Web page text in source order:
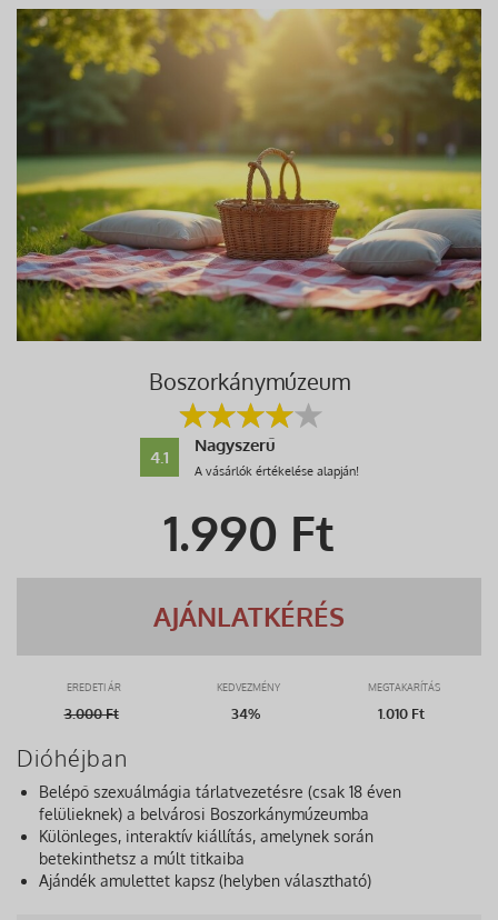
Boszorkánymúzeum
4.1
Nagyszerű
A vásárlók értékelése alapján!
1.990 Ft
AJÁNLATKÉRÉS
EREDETI ÁR KEDVEZMÉNY MEGTAKARÍTÁS
3.000Ft 34% 1.010 Ft
Dióhéjban
Belépő szexuálmágia tárlatvezetésre (csak 18 éven
felülieknek) a belvárosi Boszorkánymúzeumba
Különleges, interaktív kiállítás, amelynek során
betekinthetsz a múlt titkaiba
Ajándék amulettet kapsz (helyben választható)